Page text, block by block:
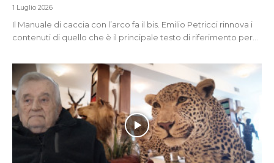
1 Luglio 2026
Il Manuale di caccia con l’arco fa il bis. Emilio Petricci rinnova i
contenuti di quello che è il principale testo di riferimento per...